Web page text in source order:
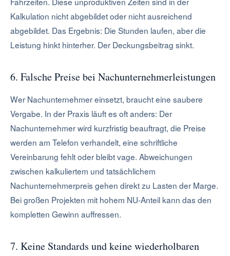
Kalkulation nicht abgebildet oder nicht ausreichend
abgebildet. Das Ergebnis: Die Stunden laufen, aber die
Leistung hinkt hinterher. Der Deckungsbeitrag sinkt.
6. Falsche Preise bei Nachunternehmerleistungen
Wer Nachunternehmer einsetzt, braucht eine saubere
Vergabe. In der Praxis läuft es oft anders: Der
Nachunternehmer wird kurzfristig beauftragt, die Preise
werden am Telefon verhandelt, eine schriftliche
Vereinbarung fehlt oder bleibt vage. Abweichungen
zwischen kalkuliertem und tatsächlichem
Nachunternehmerpreis gehen direkt zu Lasten der Marge.
Bei großen Projekten mit hohem NU-Anteil kann das den
kompletten Gewinn auffressen.
7. Keine Standards und keine wiederholbaren